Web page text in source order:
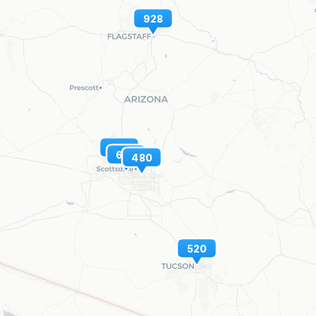
602480
623
520
928